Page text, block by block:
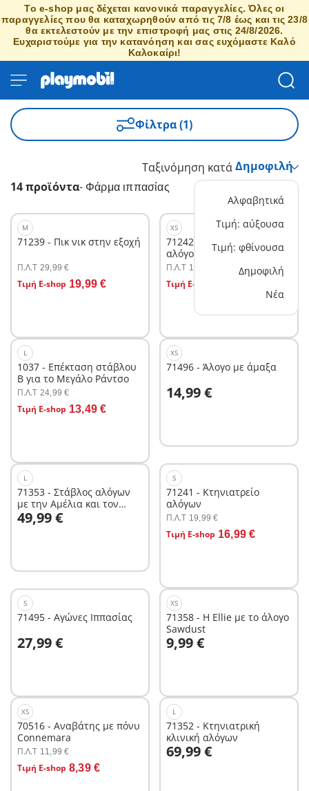
Το e-shop μας δέχεται κανονικά παραγγελίες. Όλες οι
παραγγελίες που θα καταχωρηθούν από τις 7/8 έως και τις 23/8
θα εκτελεστούν με την επιστροφή μας στις 24/8/2026.
Ευχαριστούμε για την κατανόηση και σας ευχόμαστε Καλό
Καλοκαίρι!
Φίλτρα (1)
14 προϊόντα- Φάρμα ιππασίας
Ταξινόμηση κατά
Αλφαβητικά
Τιμή: αύξουσα
Τιμή: φθίνουσα
Δημοφιλή
Νέα
M
71239 - Πικ νικ στην εξοχή
Π.Λ.T 29,99 €
Τιμή E-shop 19,99 €
Στο καλάθι
XS
71242 - Εκπαίδευση
αλόγου ιππασίας
Π.Λ.T 14,99 €
Τιμή E-shop
L
1037 - Επέκταση στάβλου
Β για το Μεγάλο Ράντσο
Π.Λ.T 24,99 €
Τιμή E-shop 13,49 €
Στο καλάθι
XS
71496 - Άλογο με άμαξα
14,99 €
L
71353 - Στάβλος αλόγων
με την Αμέλια και τον
Whisper
49,99 €
Στο καλάθι
S
71241 - Κτηνιατρείο
αλόγων
Π.Λ.T 19,99 €
Τιμή E-shop 16,99 €
Στο καλάθι
S
71495 - Αγώνες Ιππασίας
27,99 €
XS
71358 - Η Ellie με το άλογo
Sawdust
9,99 €
Στο καλάθι
XS
70516 - Αναβάτης με πόνυ
Connemara
Π.Λ.T 11,99 €
Τιμή E-shop 8,39 €
Στο καλάθι
L
71352 - Κτηνιατρική
κλινική αλόγων
69,99 €
Στο καλάθι